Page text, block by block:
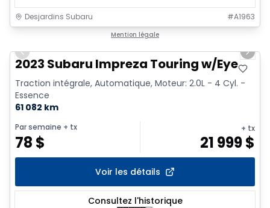
Desjardins Subaru #A1963
Mention légale
Previous slide
Next
2023 Subaru Impreza Touring w/Eye
Traction intégrale, Automatique, Moteur: 2.0L - 4 Cyl. -
Essence
61 082 km
Par semaine + tx
78 $
+ tx
21 999$
Voir les détails
Consultez l'historique